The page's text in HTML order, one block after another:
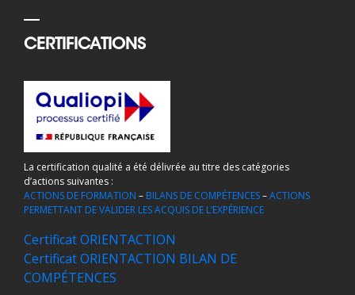
CERTIFICATIONS
La certification qualité a été délivrée au titre des catégories
d’actions suivantes :
ACTIONS DE FORMATION – BILANS DE COMPÉTENCES–ACTIONS
PERMETTANT DE VALIDER LES ACQUIS DE L’EXPÉRIENCE
Certificat ORIENTACTION
Certificat ORIENTACTION BILAN DE
COMPÉTENCES